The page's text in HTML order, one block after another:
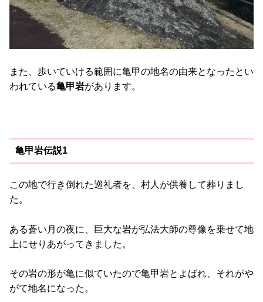
また、歩いていける範囲に亀甲の地名の由来となったとい
われている亀甲岩があります。
亀甲岩伝説1
この地で行き倒れた巡礼者を、村人が供養して葬りまし
た。
ある蒼い月の夜に、巨大な岩が弘法大師の尊像を乗せて地
上にせりあがってきました。
その岩の形が亀に似ていたので亀甲岩とよばれ、それがや
がて地名になった。